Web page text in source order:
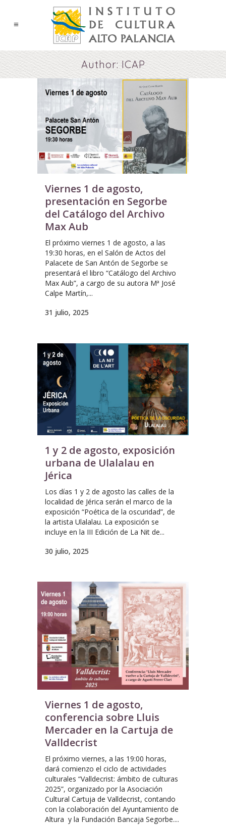
Author: ICAP
Viernes 1 de agosto,
presentación en Segorbe
del Catálogo del Archivo
Max Aub
El próximo viernes 1 de agosto, a las
19:30 horas, en el Salón de Actos del
Palacete de San Antón de Segorbe se
presentará el libro “Catálogo del Archivo
Max Aub”, a cargo de su autora Mª José
Calpe Martín,...
31 julio, 2025
1 y 2 de agosto, exposición
urbana de Ulalalau en
Jérica
Los días 1 y 2 de agosto las calles de la
localidad de Jérica serán el marco de la
exposición “Poética de la oscuridad”, de
la artista Ulalalau. La exposición se
incluye en la III Edición de La Nit de...
30 julio, 2025
Viernes 1 de agosto,
conferencia sobre Lluis
Mercader en la Cartuja de
Valldecrist
El próximo viernes, a las 19:00 horas,
dará comienzo el ciclo de actividades
culturales “Valldecrist: ámbito de culturas
2025”, organizado por la Asociación
Cultural Cartuja de Valldecrist, contando
con la colaboración del Ayuntamiento de
Altura y la Fundación Bancaja Segorbe....